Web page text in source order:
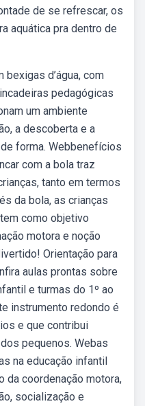
de se refrescar, os
aquática pra dentro de
d’água, com
pedagógicas
um ambiente
a descoberta e a
forma. Webbenefícios
com a bola traz
tanto em termos
da bola, as crianças
como objetivo
motora e noção
Orientação para
aulas prontas sobre
e turmas do 1º ao
instrumento redondo é
e que contribui
pequenos. Webas
na educação infantil
da coordenação motora,
socialização e